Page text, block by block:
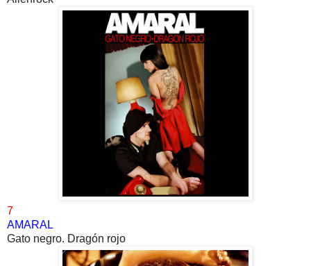
7
AMARAL
Gato negro. Dragón rojo